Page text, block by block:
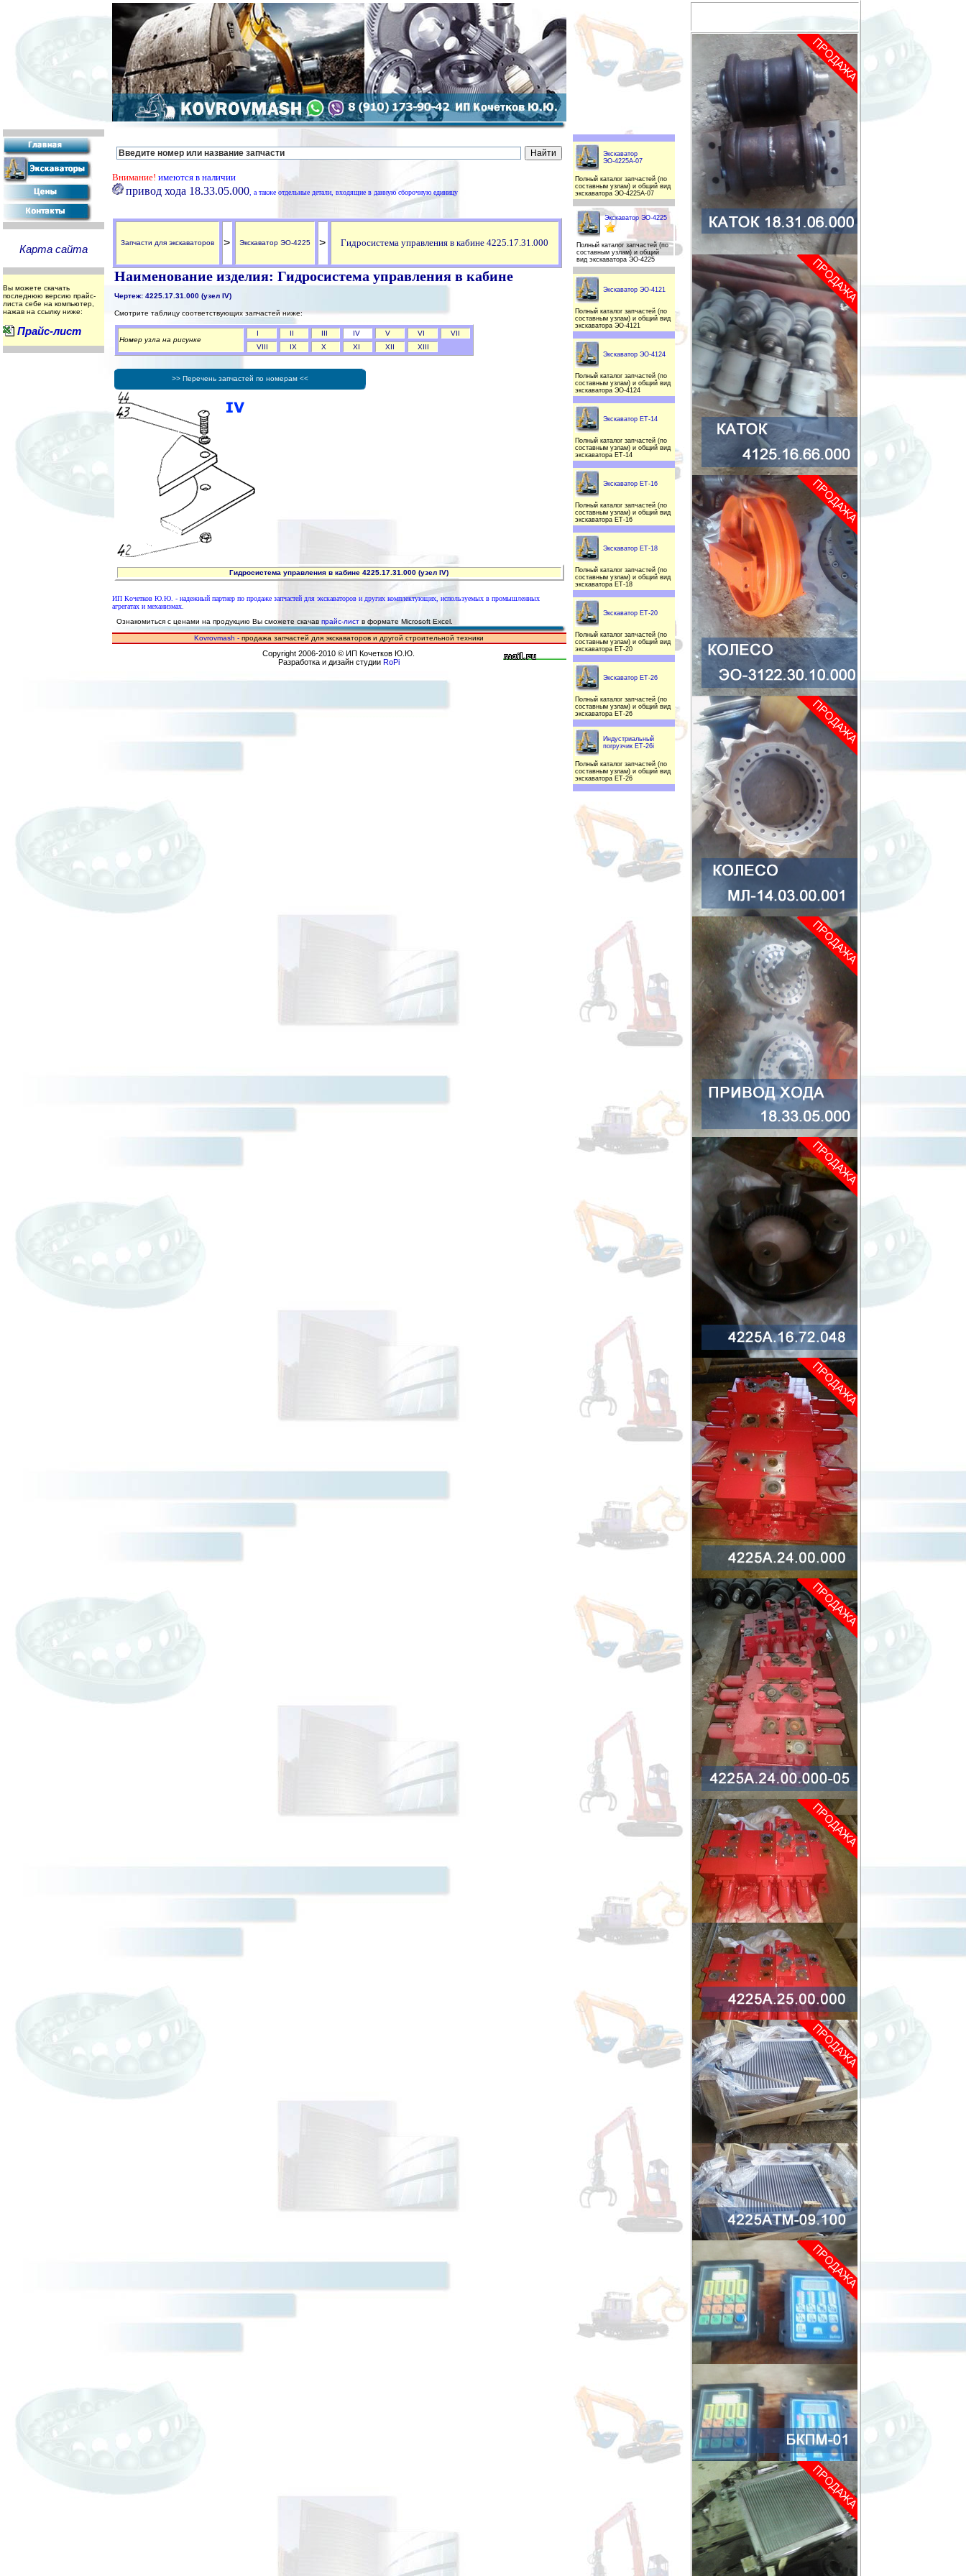
Карта сайта
Вы можете скачать
последнюю версию прайс-
листа себе на компьютер,
нажав на ссылку ниже:
Прайс-лист
Внимание! имеются в наличии
привод хода 18.33.05.000, а также отдельные детали, входящие в данную сборочную единицу
Запчасти для экскаваторов > Экскаватор ЭО-4225 > Гидросистема управления в кабине 4225.17.31.000
Наименование изделия: Гидросистема управления в кабине
Чертеж: 4225.17.31.000 (узел IV)
Смотрите таблицу соответствующих запчастей ниже:
Номер узла на рисунке
IV V VI
VII
VIII
IX X XI XII XIII
>> Перечень запчастей по номерам <<
Гидросистема управления в кабине 4225.17.31.000 (узел IV)
ИП Кочетков Ю.Ю. - надежный партнер по продаже запчастей для экскаваторов и других комплектующих, используемых в промышленных
агрегатах и механизмах.
Ознакомиться с ценами на продукцию Вы сможете скачав прайс-листв формате Microsoft Excel.
Kovrovmash - продажа запчастей для экскаваторов и другой строительной техники
Copyright 2006-2010 © ИП Кочетков Ю.Ю.
Разработка и дизайн студии RoPi
Экскаватор
ЭО-4225А-07
Полный каталог запчастей (по
составным узлам) и общий вид
экскаватора ЭО-4225А-07
Экскаватор ЭО-4225
Полный каталог запчастей (по
составным узлам) и общий
вид экскаватора ЭО-4225
Экскаватор ЭО-4121
Полный каталог запчастей (по
составным узлам) и общий вид
экскаватора ЭО-4121
Экскаватор ЭО-4124
Полный каталог запчастей (по
составным узлам) и общий вид
экскаватора ЭО-4124
Экскаватор ЕТ-14
Полный каталог запчастей (по
составным узлам) и общий вид
экскаватора ЕТ-14
Экскаватор ЕТ-16
Полный каталог запчастей (по
составным узлам) и общий вид
экскаватора ЕТ-16
Экскаватор ЕТ-18
Полный каталог запчастей (по
составным узлам) и общий вид
экскаватора ЕТ-18
Экскаватор ЕТ-20
Полный каталог запчастей (по
составным узлам) и общий вид
экскаватора ЕТ-20
Экскаватор ЕТ-26
Полный каталог запчастей (по
составным узлам) и общий вид
экскаватора ЕТ-26
Индустриальный
погрузчик ЕТ-26i
Полный каталог запчастей (по
составным узлам) и общий вид
экскаватора ЕТ-26